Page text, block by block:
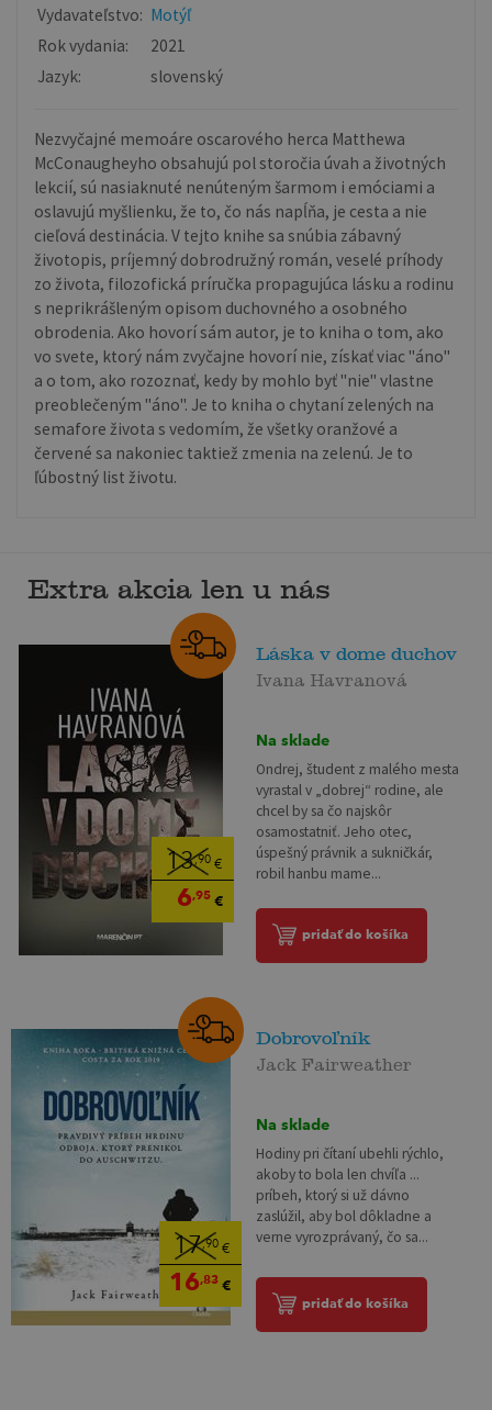
Vydavateľstvo: Motýľ
Rok vydania:
2021
Jazyk:
slovenský
Nezvyčajné memoáre oscarového herca Matthewa
McConaugheyho obsahujú pol storočia úvah a životných
lekcií, sú nasiaknuté nenúteným šarmom i emóciami a
oslavujú myšlienku, že to, čo nás napĺňa, je cesta a nie
cieľová destinácia. V tejto knihe sa snúbia zábavný
životopis, príjemný dobrodružný román, veselé príhody
zo života, filozofická príručka propagujúca lásku a rodinu
s neprikrášleným opisom duchovného a osobného
obrodenia. Ako hovorí sám autor, je to kniha o tom, ako
vo svete, ktorý nám zvyčajne hovorí nie, získať viac "áno"
a o tom, ako rozoznať, kedy by mohlo byť "nie" vlastne
preoblečeným "áno". Je to kniha o chytaní zelených na
semafore života s vedomím, že všetky oranžové a
červené sa nakoniec taktiež zmenia na zelenú. Je to
ľúbostný list životu.
Extra akcia len u nás
13,90€
6,95€
Láska v dome duchov
Ivana Havranová
Na sklade
Ondrej, študent z malého mesta
vyrastal v „dobrej“ rodine, ale
chcel by sa čo najskôr
osamostatniť. Jeho otec,
úspešný právnik a sukničkár,
robil hanbu mame...
pridať do košíka
17,90€
16,83€
Dobrovoľník
Jack Fairweather
Na sklade
Hodiny pri čítaní ubehli rýchlo,
akoby to bola len chvíľa ...
príbeh, ktorý si už dávno
zaslúžil, aby bol dôkladne a
verne vyrozprávaný, čo sa...
pridať do košíka